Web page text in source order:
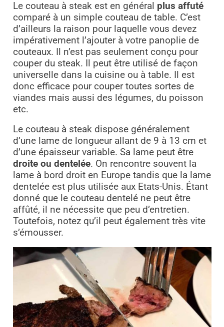
Le couteau à steak est en général plus affuté
comparé à un simple couteau de table. C’est
d’ailleurs la raison pour laquelle vous devez
impérativement l’ajouter à votre panoplie de
couteaux. Il n’est pas seulement conçu pour
couper du steak. Il peut être utilisé de façon
universelle dans la cuisine ou à table. Il est
donc efficace pour couper toutes sortes de
viandes mais aussi des légumes, du poisson
etc.
Le couteau à steak dispose généralement
d’une lame de longueur allant de 9 à 13 cm et
d’une épaisseur variable. Sa lame peut être
droite ou dentelée. On rencontre souvent la
lame à bord droit en Europe tandis que la lame
dentelée est plus utilisée aux Etats-Unis. Étant
donné que le couteau dentelé ne peut être
affûté, il ne nécessite que peu d’entretien.
Toutefois, notez qu’il peut également très vite
s’émousser.